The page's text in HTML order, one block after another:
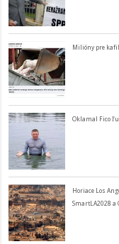
Milióny pre
Oklamal Fico
Horiace Los
SmartLA2028 a